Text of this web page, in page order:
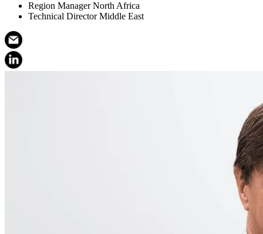
Region Manager North Africa
Technical Director Middle East